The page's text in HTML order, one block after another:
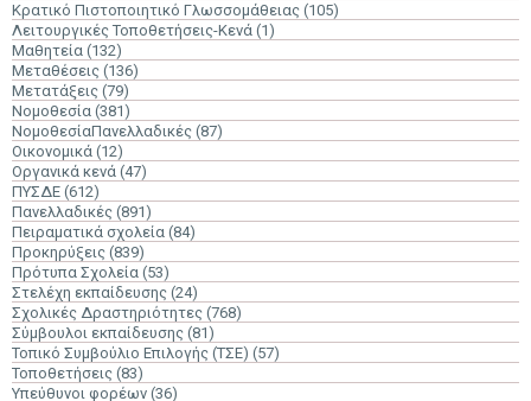
Κρατικό Πιστοποιητικό Γλωσσομάθειας (105)
Λειτουργικές Τοποθετήσεις-Κενά (1)
Μαθητεία (132)
Μεταθέσεις (136)
Μετατάξεις (79)
Νομοθεσία (381)
ΝομοθεσίαΠανελλαδικές (87)
Οικονομικά (12)
Οργανικά κενά (47)
ΠΥΣΔΕ (612)
Πανελλαδικές (891)
Πειραματικά σχολεία (84)
Προκηρύξεις (839)
Πρότυπα Σχολεία (53)
Στελέχη εκπαίδευσης (24)
Σχολικές Δραστηριότητες (768)
Σύμβουλοι εκπαίδευσης (81)
Τοπικό Συμβούλιο Επιλογής (ΤΣΕ) (57)
Τοποθετήσεις (83)
Υπεύθυνοι φορέων (36)